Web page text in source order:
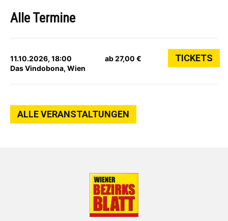
Alle Termine
11.10.2026, 18:00
Das Vindobona, Wien
ab 27,00 € TICKETS
ALLE VERANSTALTUNGEN